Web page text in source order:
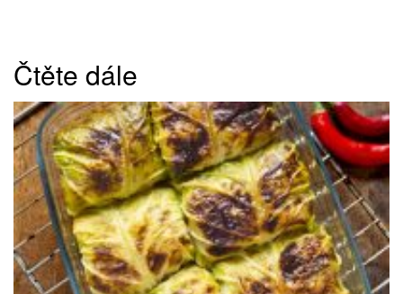
Čtěte dále